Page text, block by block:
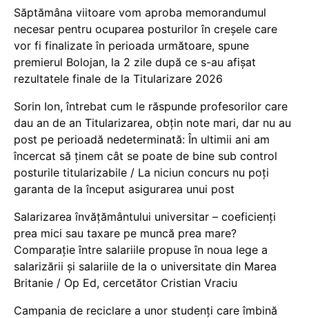
Săptămâna viitoare vom aproba memorandumul
necesar pentru ocuparea posturilor în creșele care
vor fi finalizate în perioada următoare, spune
premierul Bolojan, la 2 zile după ce s-au afișat
rezultatele finale de la Titularizare 2026
Sorin Ion, întrebat cum le răspunde profesorilor care
dau an de an Titularizarea, obțin note mari, dar nu au
post pe perioadă nedeterminată: În ultimii ani am
încercat să ținem cât se poate de bine sub control
posturile titularizabile / La niciun concurs nu poți
garanta de la început asigurarea unui post
Salarizarea învățământului universitar – coeficienți
prea mici sau taxare pe muncă prea mare?
Comparație între salariile propuse în noua lege a
salarizării și salariile de la o universitate din Marea
Britanie / Op Ed, cercetător Cristian Vraciu
Campania de reciclare a unor studenți care îmbină